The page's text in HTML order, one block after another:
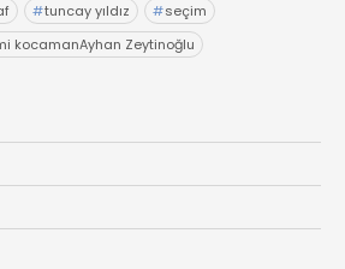
#tuncay yıldız #seçim
kocamanAyhan Zeytinoğlu